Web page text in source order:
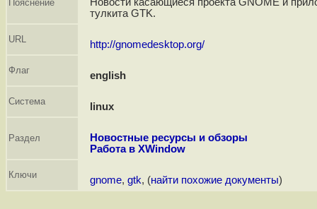
Пояснение
Новости касающиеся проекта GNOME и
тулкита GTK.
URL http://gnomedesktop.org/
Флаг english
Система linux
Раздел
Новостные ресурсы и обзоры
Работа в XWindow
Ключи gnome, gtk, (найти похожие документы)